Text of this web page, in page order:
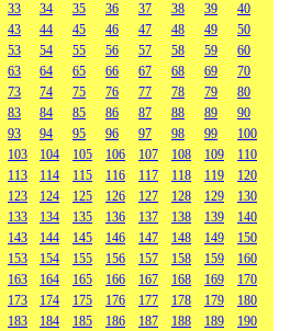
33 34 35 36 37 38 39
40
43 44 45 46 47 48 49
50
53 54 55 56 57 58 59
60
63 64 65 66 67 68 69
70
73 74 75 76 77 78 79
80
83 84 85 86 87 88 89
90
93 94 95 96 97 98 99
100
103 104 105 106 107 108 109
110
113 114 115 116 117 118 119
120
123 124 125 126 127 128 129
130
133 134 135 136 137 138 139
140
143 144 145 146 147 148 149
150
153 154 155 156 157 158 159
160
163 164 165 166 167 168 169
170
173 174 175 176 177 178 179
180
183 184 185 186 187 188 189
190